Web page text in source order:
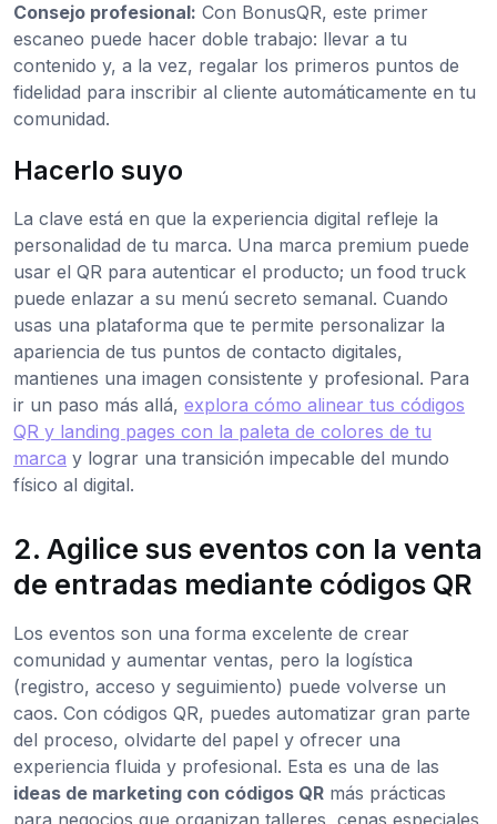
Consejo profesional: Con BonusQR, este primer
escaneo puede hacer doble trabajo: llevar a tu
contenido y, a la vez, regalar los primeros puntos de
fidelidad para inscribir al cliente automáticamente en tu
comunidad.
Hacerlo suyo
La clave está en que la experiencia digital refleje la
personalidad de tu marca. Una marca premium puede
usar el QR para autenticar el producto; un food truck
puede enlazar a su menú secreto semanal. Cuando
usas una plataforma que te permite personalizar la
apariencia de tus puntos de contacto digitales,
mantienes una imagen consistente y profesional. Para
ir un paso más allá, explora cómo alinear tus códigos
QR y landing pages con la paleta de colores de tu
marca y lograr una transición impecable del mundo
físico al digital.
2. Agilice sus eventos con la venta
de entradas mediante códigos QR
Los eventos son una forma excelente de crear
comunidad y aumentar ventas, pero la logística
(registro, acceso y seguimiento) puede volverse un
caos. Con códigos QR, puedes automatizar gran parte
del proceso, olvidarte del papel y ofrecer una
experiencia fluida y profesional. Esta es una de las
ideas de marketing con códigos QR más prácticas